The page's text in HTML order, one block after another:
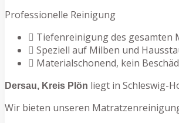
Professionelle Reinigung
Tiefenreinigung des gesamten
Speziell auf Milben und
Materialschonend, kein
Dersau, Kreis Plön liegt in Schleswig-
Wir bieten unseren